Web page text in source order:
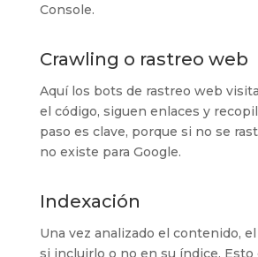
Console.
Crawling o rastreo web
Aquí los bots de rastreo web
el código, siguen enlaces y
paso es clave, porque si no se
no existe para Google.
Indexación
Una vez analizado el contenido,
si incluirlo o no en su índice. Esto